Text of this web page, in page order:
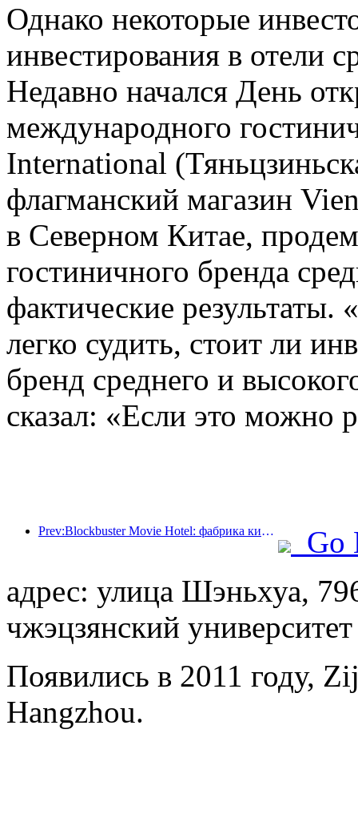
Однако некоторые
инвестирования в отели
Недавно начался День
международного
International
флагманский магазин
в Северном Китае,
гостиничного бренда
фактические
легко судить, стоит ли
бренд среднего и
сказал: «Если это можно
Prev:Blockbuster Movie Hotel: фабрика киномечт в движении
Go
адрес: улица Шэньхуа,
чжэцзянский университет
Появились в 2011 году,
Hangzhou.